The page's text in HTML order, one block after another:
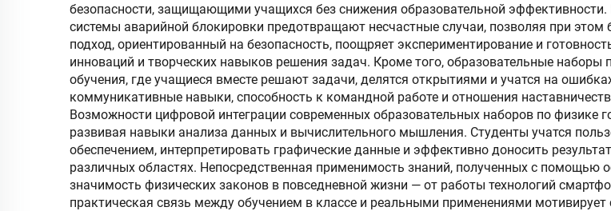
безопасности, защищающими учащихся без снижения образовательной
системы аварийной блокировки предотвращают несчастные случаи, позволяя при этом
подход, ориентированный на безопасность, поощряет экспериментирование и
инноваций и творческих навыков решения задач. Кроме того, образовательные
обучения, где учащиеся вместе решают задачи, делятся открытиями и учатся на
коммуникативные навыки, способность к командной работе и отношения
Возможности цифровой интеграции современных образовательных наборов по физике
развивая навыки анализа данных и вычислительного мышления. Студенты учатся
обеспечением, интерпретировать графические данные и эффективно доносить
различных областях. Непосредственная применимость знаний, полученных с помощью
значимость физических законов в повседневной жизни — от работы технологий
практическая связь между обучением в классе и реальными применениями